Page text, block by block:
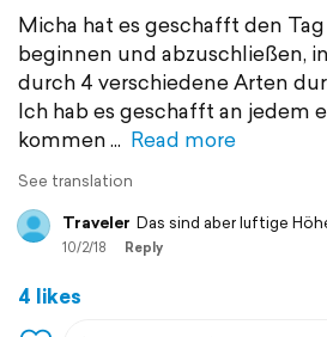
Micha hat es geschafft den
beginnen und abzuschließen,
durch 4 verschiedene Arten
Ich hab es geschafft an jedem
kommen
Read more
See translation
Traveler Das sind aber luftige
10/2/18 Reply
4 likes